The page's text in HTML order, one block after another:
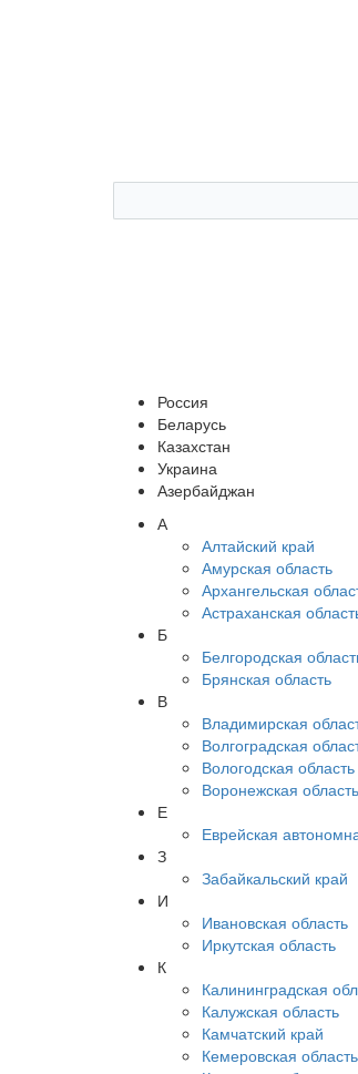
Россия
Беларусь
Казахстан
Украина
Азербайджан
А
Алтайский край
Амурская область
Архангельская
Астраханская
Б
Белгородская
Брянская область
В
Владимирская
Волгоградская
Вологодская область
Воронежская область
Е
Еврейская
З
Забайкальский край
И
Ивановская область
Иркутская область
К
Калининградская
Калужская область
Камчатский край
Кемеровская область